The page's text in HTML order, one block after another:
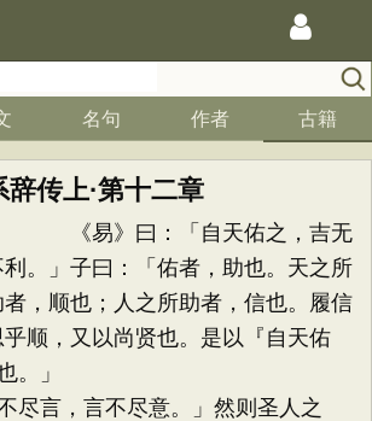
名句 作者 古籍
辞传上·第十二章
易》曰：「自天佑之，吉无
利。」子曰：「佑者，助也。天之所
者，顺也；人之所助者，信也。履信
乎顺，又以尚贤也。是以『自天佑
。」
言，言不尽意。」然则圣人之